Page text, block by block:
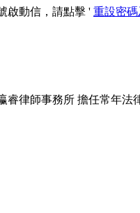
啟動信，請點擊 ' 重設密
睿律師事務所 擔任常年法